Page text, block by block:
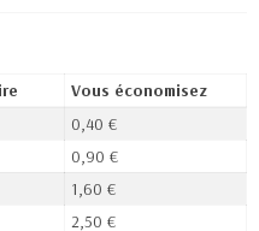
Vous économisez
0,40 €
0,90 €
1,60 €
2,50 €